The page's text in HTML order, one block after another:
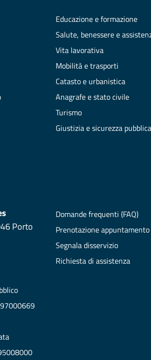
Educazione e formazione
Salute, benessere e
Vita lavorativa
Mobilità e trasporti
Catasto e urbanistica
Anagrafe e stato civile
Turismo
Giustizia e sicurezza pubblica
Porto
Domande frequenti (FAQ)
Prenotazione appuntamento
Segnala disservizio
Richiesta di assistenza